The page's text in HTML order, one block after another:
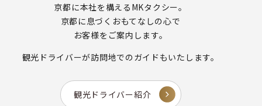
京都に本社を構えるMKタクシー。
京都に息づくおもてなしの心で
お客様をご案内します。
観光ドライバーが訪問地でのガイドもいたします。
観光ドライバー紹介